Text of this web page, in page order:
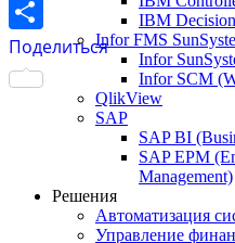
IBM
Infor FMS
Infor
Infor SCM
QlikView
SAP
SAP BI
SAP EPM
Management)
Решения
Автоматизация
Управление
Поделиться